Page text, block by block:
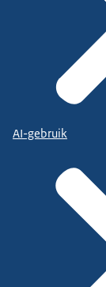
AI-gebruik